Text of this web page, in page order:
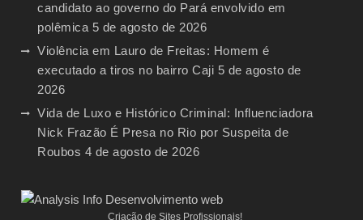
candidato ao governo do Pará envolvido em
polêmica 5 de agosto de 2026
Violência em Lauro de Freitas: Homem é
executado a tiros no bairro Caji 5 de agosto de
2026
Vida de Luxo e Histórico Criminal: Influenciadora
Nick Frazão É Presa no Rio por Suspeita de
Roubos 4 de agosto de 2026
Criação de Sites Profissionais!